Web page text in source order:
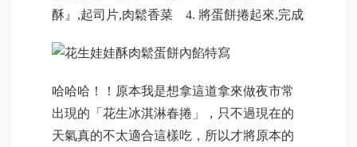
酥』,起司片,肉鬆香菜 4. 將蛋餅捲起來,完成
哈哈哈！！原本我是想拿這道拿來做夜市常
出現的「花生冰淇淋春捲」，只不過現在的
天氣真的不太適合這樣吃，所以才將原本的